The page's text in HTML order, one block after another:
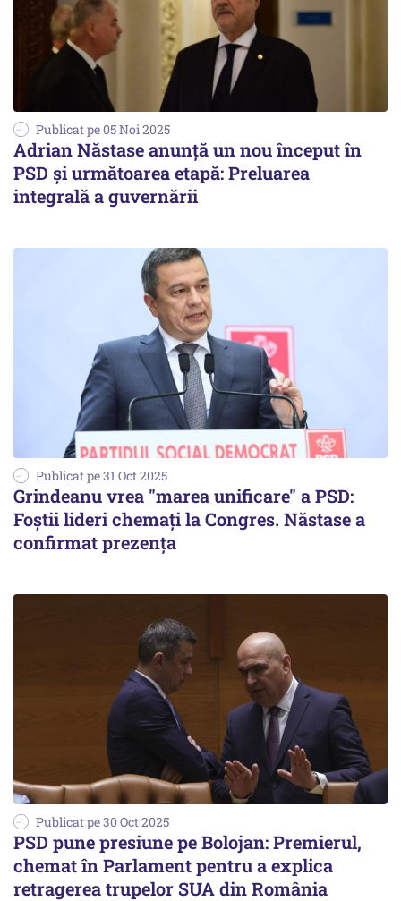
Publicat pe 05 Noi 2025
Adrian Năstase anunță un nou început în
PSD și următoarea etapă: Preluarea
integrală a guvernării
Publicat pe 31 Oct 2025
Grindeanu vrea "marea unificare" a PSD:
Foștii lideri chemați la Congres. Năstase a
confirmat prezența
Publicat pe 30 Oct 2025
PSD pune presiune pe Bolojan: Premierul,
chemat în Parlament pentru a explica
retragerea trupelor SUA din România